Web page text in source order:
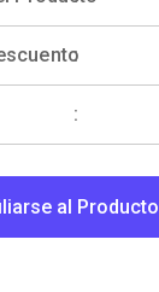
al Producto